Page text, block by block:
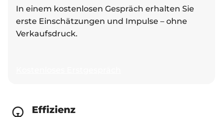
In einem kostenlosen Gespräch erhalten Sie
erste Einschätzungen und Impulse – ohne
Verkaufsdruck.
Effizienz